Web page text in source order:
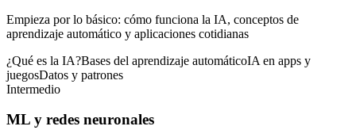
Empieza por lo básico: cómo funciona la IA, conceptos de
aprendizaje automático y aplicaciones cotidianas
¿Qué es la IA?Bases del aprendizaje automáticoIA en apps y
juegosDatos y patrones
Intermedio
ML y redes neuronales